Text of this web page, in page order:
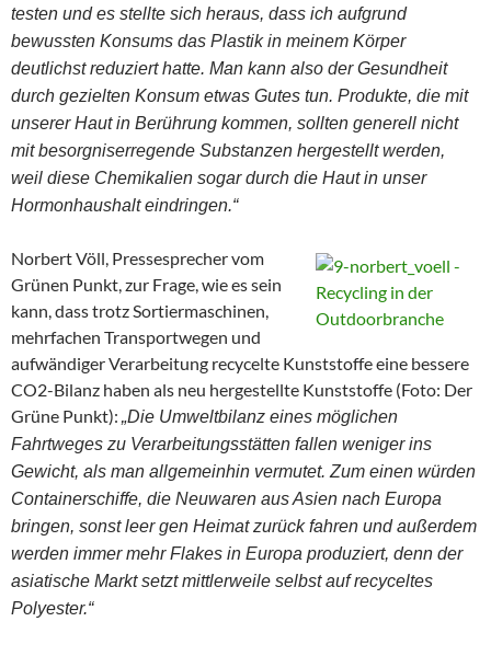
testen und es stellte sich heraus, dass ich aufgrund
bewussten Konsums das Plastik in meinem Körper
deutlichst reduziert hatte. Man kann also der Gesundheit
durch gezielten Konsum etwas Gutes tun. Produkte, die mit
unserer Haut in Berührung kommen, sollten generell nicht
mit besorgniserregende Substanzen hergestellt werden,
weil diese Chemikalien sogar durch die Haut in unser
Hormonhaushalt eindringen.“
Norbert Völl, Pressesprecher vom
Grünen Punkt, zur Frage, wie es sein
kann, dass trotz Sortiermaschinen,
mehrfachen Transportwegen und
aufwändiger Verarbeitung recycelte Kunststoffe eine bessere
CO2-Bilanz haben als neu hergestellte Kunststoffe (Foto: Der
Grüne Punkt): „Die Umweltbilanz eines möglichen
Fahrtweges zu Verarbeitungsstätten fallen weniger ins
Gewicht, als man allgemeinhin vermutet. Zum einen würden
Containerschiffe, die Neuwaren aus Asien nach Europa
bringen, sonst leer gen Heimat zurück fahren und außerdem
werden immer mehr Flakes in Europa produziert, denn der
asiatische Markt setzt mittlerweile selbst auf recyceltes
Polyester.“